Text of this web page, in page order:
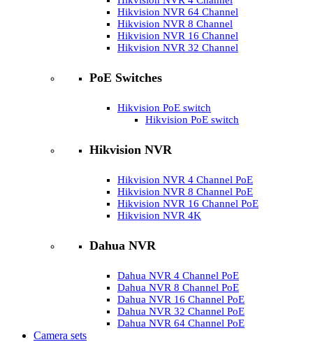
Hikvision NVR 64 Channel
Hikvision NVR 8 Channel
Hikvision NVR 16 Channel
Hikvision NVR 32 Channel
PoE Switches
Hikvision PoE switch
Hikvision PoE switch
Hikvision NVR
Hikvision NVR 4 Channel PoE
Hikvision NVR 8 Channel PoE
Hikvision NVR 16 Channel PoE
Hikvision NVR 4K
Dahua NVR
Dahua NVR 4 Channel PoE
Dahua NVR 8 Channel PoE
Dahua NVR 16 Channel PoE
Dahua NVR 32 Channel PoE
Dahua NVR 64 Channel PoE
Camera sets